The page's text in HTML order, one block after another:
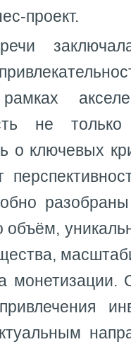
проект.
не только
о ключевых
объём,
монетизации.